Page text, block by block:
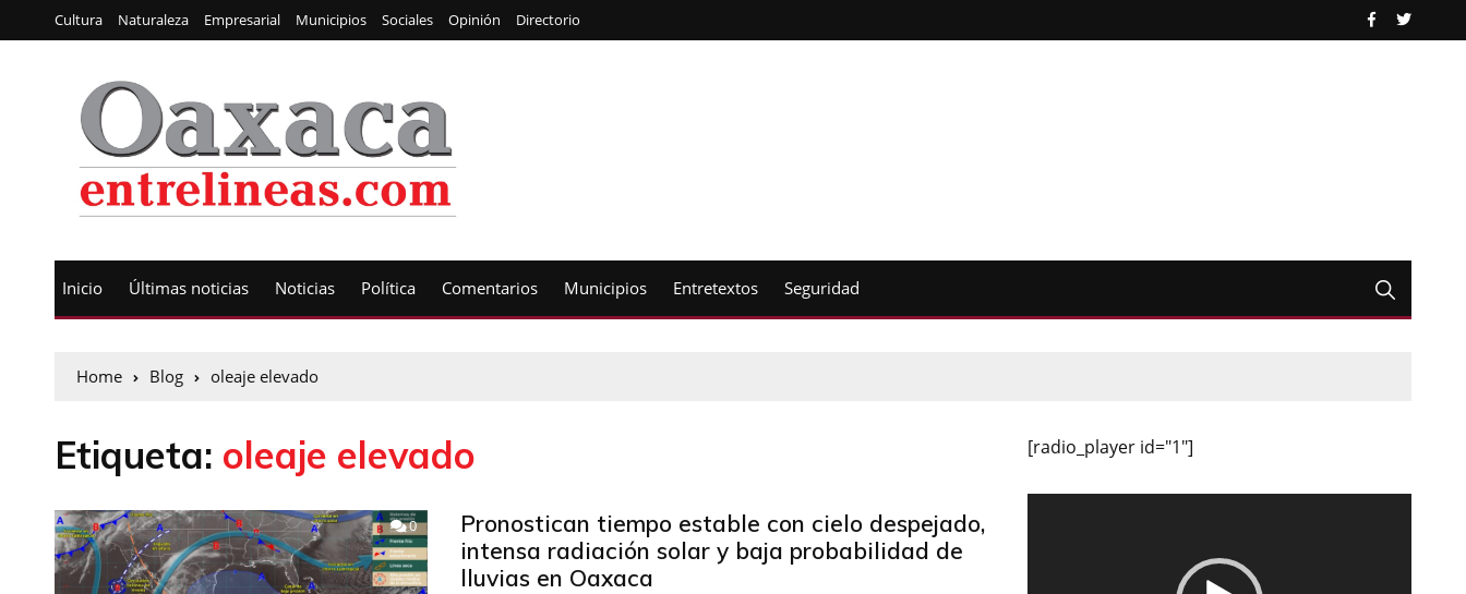
Cultura Naturaleza Empresarial Municipios Sociales Opinión Directorio
Inicio Últimas noticias Noticias Política Comentarios Municipios Entretextos Seguridad
Home Blog oleaje elevado
Etiqueta: oleaje elevado
0
Pronostican tiempo estable con cielo despejado,
intensa radiación solar y baja probabilidad de
lluvias en Oaxaca
[radio_player id="1"]